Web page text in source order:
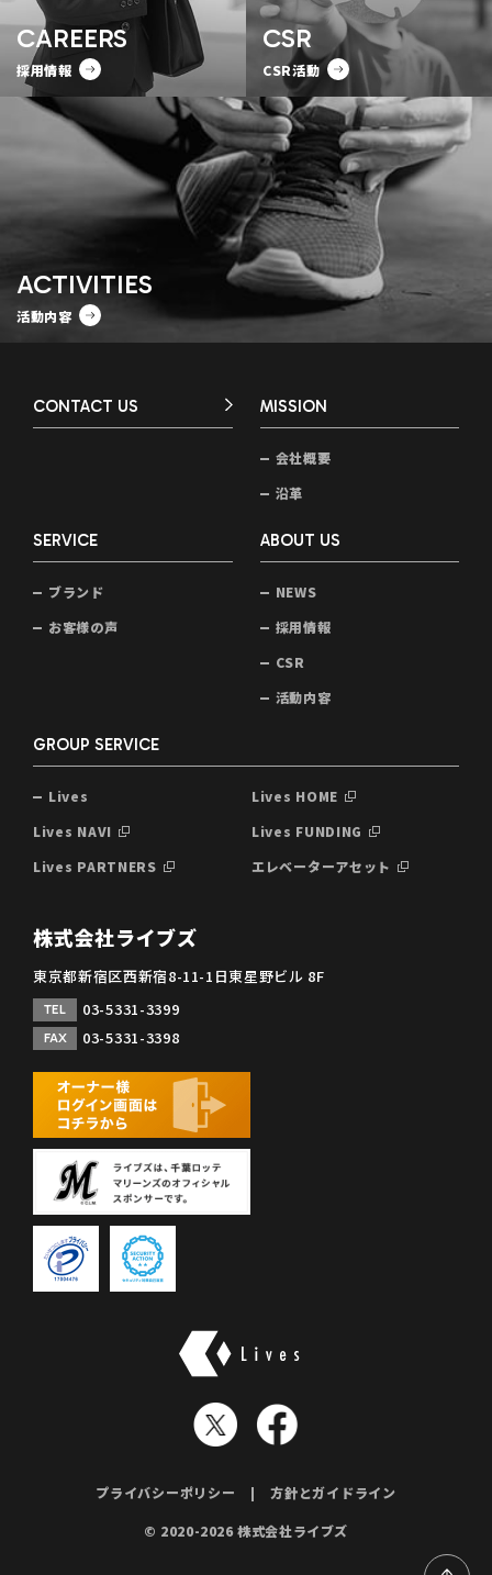
CAREERS
採用情報
CSR
CSR活動
ACTIVITIES
活動内容
CONTACT US MISSION
会社概要
沿革
SERVICE
ブランド
お客様の声
ABOUT US
NEWS
採用情報
CSR
活動内容
GROUP SERVICE
Lives
Lives HOME
Lives NAVI
Lives FUNDING
Lives PARTNERS
エレベーターアセット
株式会社ライブズ
東京都新宿区西新宿8-11-1日東星野ビル 8F
TEL 03-5331-3399
FAX 03-5331-3398
プライバシーポリシー 方針とガイドライン
© 2020-2026 株式会社ライブズ